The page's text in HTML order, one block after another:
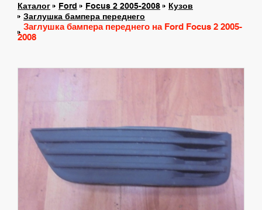
Каталог Ford Focus 2 2005-2008
Кузов
Заглушка бампера переднего
Заглушка бампера переднего на Ford Focus 2 2005-
2008